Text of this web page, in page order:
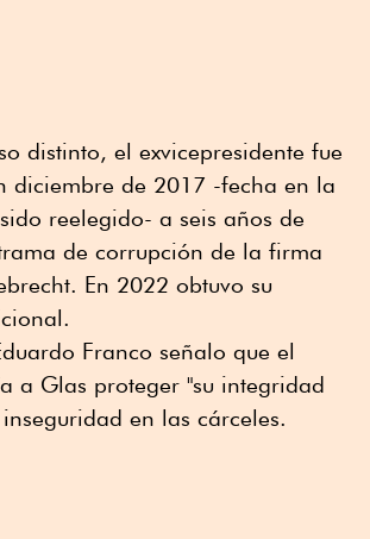
distinto, el exvicepresidente fue
diciembre de 2017 -fecha en la
reelegido- a seis años de
de corrupción de la firma
En 2022 obtuvo su
Franco señalo que el
a Glas proteger "su integridad
en las cárceles.